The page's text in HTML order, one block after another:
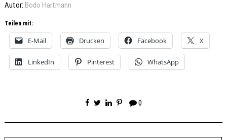
Autor: Bodo Hartmann
Teilen mit:
E-Mail Drucken Facebook X
LinkedIn Pinterest WhatsApp
0